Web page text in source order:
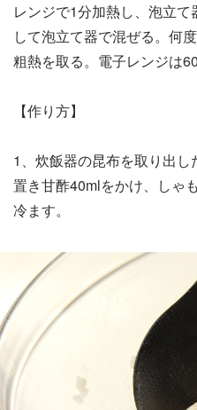
レンジで1分加熱し、泡立
して泡立て器で混ぜる。何
粗熱を取る。電子レンジは
【作り方】
1、炊飯器の昆布を取り出
置き甘酢40mlをかけ、しゃ
冷ます。